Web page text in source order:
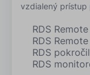
vzdialený prístup
RDS
RDS
RDS
RDS